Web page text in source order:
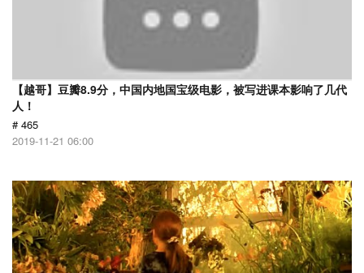
【越哥】豆瓣8.9分，中国内地国宝级电影，被写进课本影响了几代
人！
# 465
2019-11-21 06:00